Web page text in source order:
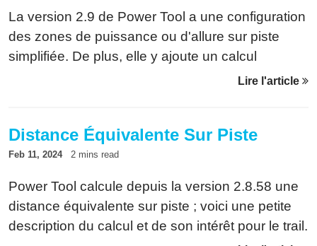
La version 2.9 de Power Tool a une configuration
des zones de puissance ou d'allure sur piste
simplifiée. De plus, elle y ajoute un calcul
d'équivalence entre elles. Voici comment ça
Lire l'article
Distance Équivalente Sur Piste
Feb 11, 2024 2 mins read
Power Tool calcule depuis la version 2.8.58 une
distance équivalente sur piste ; voici une petite
description du calcul et de son intérêt pour le trail.